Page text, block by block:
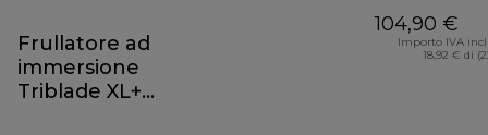
Frullatore ad
immersione
Triblade XL+
104,90 €
Importo IVA
18,92 € di